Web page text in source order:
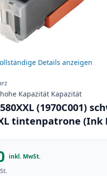
Details anzeigen
Kapazität Kapazität
(1970C001)
tintenpatrone (Ink
inkl. MwSt.